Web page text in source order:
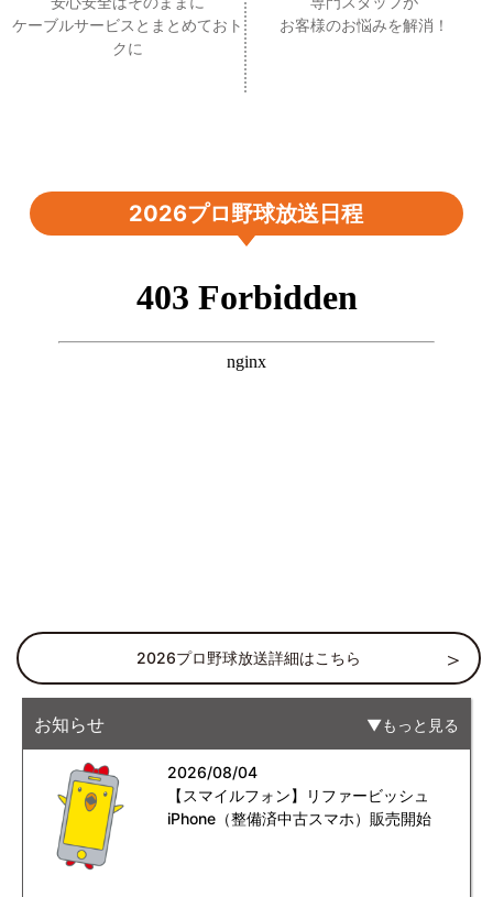
ケーブルサービスとまとめておト
クに
お客様のお悩みを解消！
2026プロ野球放送日程
2026プロ野球放送詳細はこちら
お知らせ もっと見る
2026/08/04
【スマイルフォン】リファービッシュ
iPhone（整備済中古スマホ）販売開始